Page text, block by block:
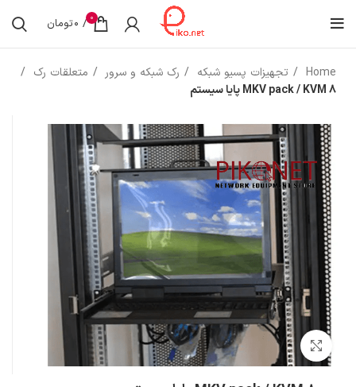
0
/
0تومان
Home تجهیزات پسیو شبکه رک شبکه و سرور
متعلقات رک
MKV pack / KVM 8 پایا سیستم
بزرگنمایی تصویر